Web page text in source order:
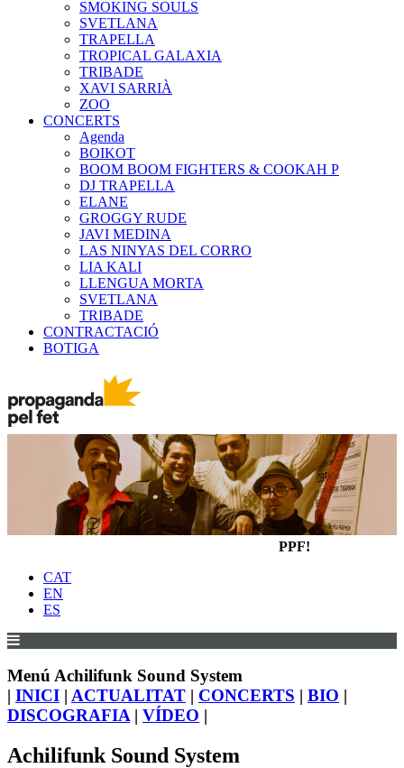
SMOKING SOULS
SVETLANA
TRAPELLA
TROPICAL GALAXIA
TRIBADE
XAVI SARRIÀ
ZOO
CONCERTS
Agenda
BOIKOT
BOOM BOOM FIGHTERS & COOKAH P
DJ TRAPELLA
ELANE
GROGGY RUDE
JAVI MEDINA
LAS NINYAS DEL CORRO
LIA KALI
LLENGUA MORTA
SVETLANA
TRIBADE
CONTRACTACIÓ
BOTIGA
PPF!
CAT
EN
ES
Menú Achilifunk Sound System
| INICI | ACTUALITAT | CONCERTS | BIO |
DISCOGRAFIA | VÍDEO |
Achilifunk Sound System